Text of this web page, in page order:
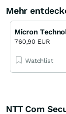
Mehr
Micron
760,90 EUR
Watchlist
NTT Com